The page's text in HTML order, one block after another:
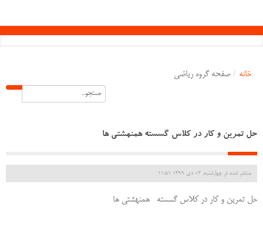
خانه / صفحه گروه ریاضی
حل تمرین و کار در کلاس گسسته همنهشتی ها
منتشر شده در چهارشنبه, 03 دی 1399 11:51
حل تمرین و کار در کلاس گسسته همنهشتی ها